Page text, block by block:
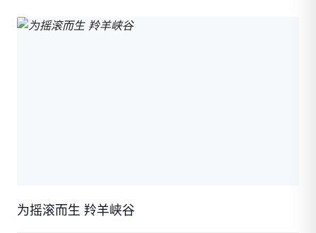
为摇滚而生 羚羊峡谷